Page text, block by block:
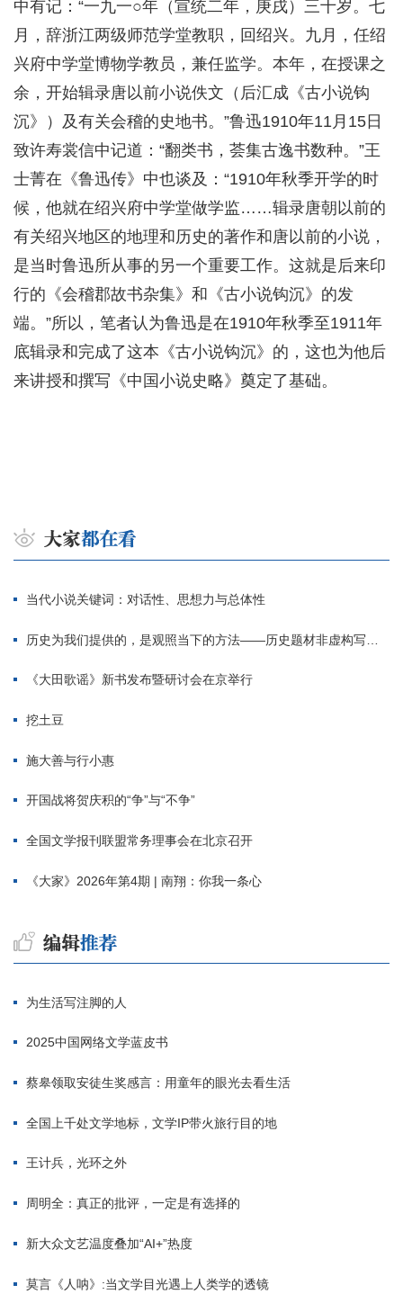
中有记：“一九一○年（宣统二年，庚戌）三十岁。七
月，辞浙江两级师范学堂教职，回绍兴。九月，任绍
兴府中学堂博物学教员，兼任监学。本年，在授课之
余，开始辑录唐以前小说佚文（后汇成《古小说钩
沉》）及有关会稽的史地书。”鲁迅1910年11月15日
致许寿裳信中记道：“翻类书，荟集古逸书数种。”王
士菁在《鲁迅传》中也谈及：“1910年秋季开学的时
候，他就在绍兴府中学堂做学监……辑录唐朝以前的
有关绍兴地区的地理和历史的著作和唐以前的小说，
是当时鲁迅所从事的另一个重要工作。这就是后来印
行的《会稽郡故书杂集》和《古小说钩沉》的发
端。”所以，笔者认为鲁迅是在1910年秋季至1911年
底辑录和完成了这本《古小说钩沉》的，这也为他后
来讲授和撰写《中国小说史略》奠定了基础。
当代小说关键词：对话性、思想力与总体性
历史为我们提供的，是观照当下的方法——历史题材非虚构写作多人谈
《大田歌谣》新书发布暨研讨会在京举行
挖土豆
施大善与行小惠
开国战将贺庆积的“争”与“不争”
全国文学报刊联盟常务理事会在北京召开
《大家》2026年第4期 | 南翔：你我一条心
为生活写注脚的人
2025中国网络文学蓝皮书
蔡皋领取安徒生奖感言：用童年的眼光去看生活
全国上千处文学地标，文学IP带火旅行目的地
王计兵，光环之外
周明全：真正的批评，一定是有选择的
新大众文艺温度叠加“AI+”热度
莫言《人呐》:当文学目光遇上人类学的透镜